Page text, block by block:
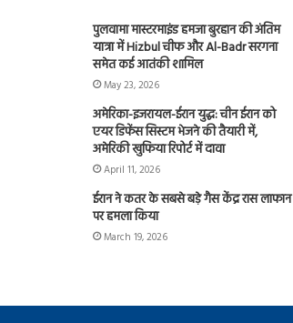
पुलवामा मास्टरमाइंड हमजा बुरहान की अंतिम
यात्रा में Hizbul चीफ और Al-Badr सरगना
समेत कई आतंकी शामिल
May 23, 2026
अमेरिका-इजरायल-ईरान युद्ध: चीन ईरान को
एयर डिफेंस सिस्टम भेजने की तैयारी में,
अमेरिकी खुफिया रिपोर्ट में दावा
April 11, 2026
ईरान ने कतर के सबसे बड़े गैस केंद्र रास लाफान
पर हमला किया
March 19, 2026